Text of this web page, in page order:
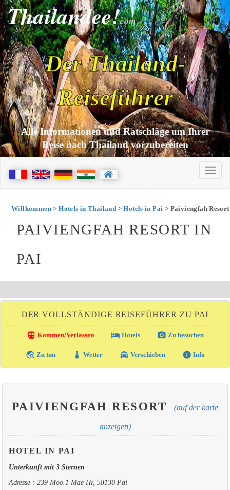
Thailandee!com
Der Thailand-
Reiseführer
Alle Informationen und Ratschläge um Ihrer
Reise nach Thailand vorzubereiten
Willkommen>Hotels in Thailand >Hotels in Pai > Paiviengfah Resort
PAIVIENGFAH RESORT IN
PAI
DER VOLLSTÄNDIGE REISEFÜHRER ZU PAI
directions_transit Kommen/Verlassen local_hotelHotels photo_camera Zu besuchen
travel_explore Zu tun thermostat Wetter local_taxi Verschieben info Info
PAIVIENGFAH RESORT (auf der karte
anzeigen)
HOTEL IN PAI
Unterkunft mit 3 Sternen
Adresse : 239 Moo.1 Mae Hi, 58130 Pai